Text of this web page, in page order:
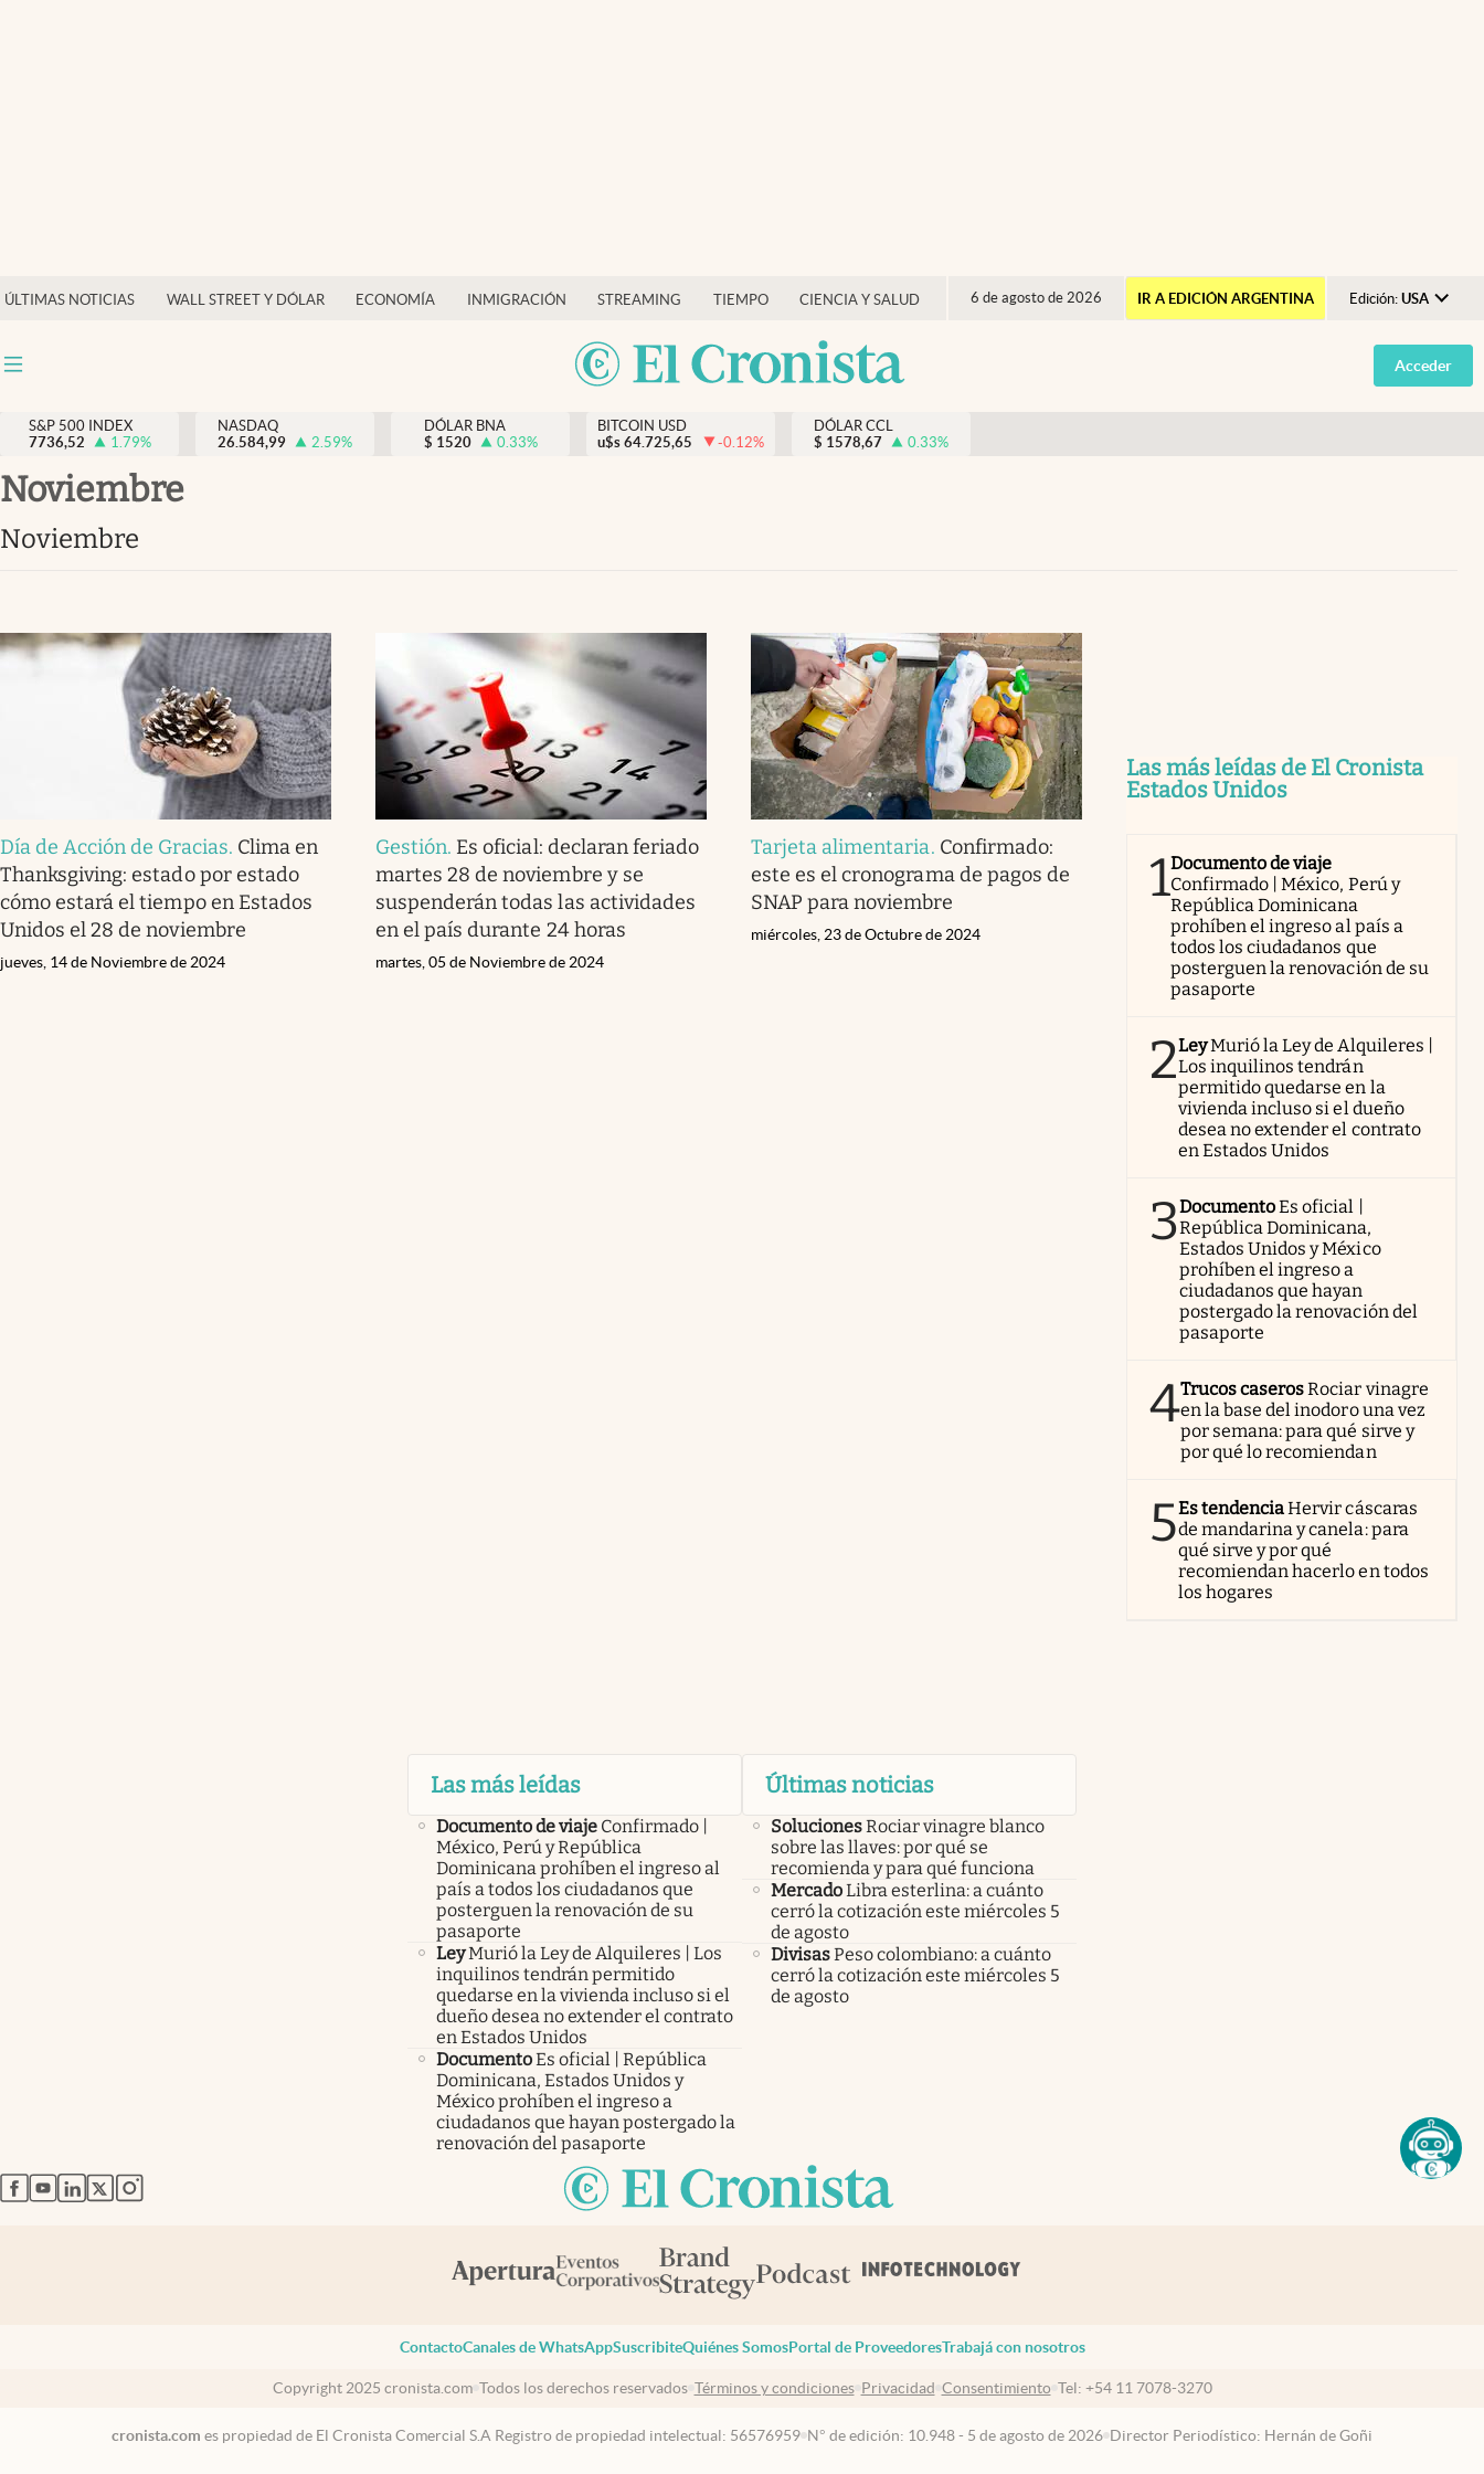
ÚLTIMAS NOTICIAS WALL STREET Y DÓLAR ECONOMÍA INMIGRACIÓN STREAMING TIEMPO CIENCIA Y SALUD 6 de agosto de 2026 IR A EDICIÓN ARGENTINA Edición: USA
Argentina
España
Tiempo
Streaming
Lifestyle
Acceder
S&P 500 INDEX
7736,52
1.79%
NASDAQ
26.584,99
2.59%
DÓLAR BNA
$ 1520 0.33%
BITCOIN USD
u$s 64.725,65 -0.12%
DÓLAR CCL
$ 1578,67 0.33%
noviembre
noviembre
Día de Acción de Gracias. Clima en
Thanksgiving: estado por estado
cómo estará el tiempo en Estados
Unidos el 28 de noviembre
jueves, 14 de Noviembre de 2024
Gestión. Es oficial: declaran feriado
martes 28 de noviembre y se
suspenderán todas las actividades
en el país durante 24 horas
martes, 05 de Noviembre de 2024
Tarjeta alimentaria. Confirmado:
este es el cronograma de pagos de
SNAP para noviembre
miércoles, 23 de Octubre de 2024
Las más leídas de El Cronista
Estados Unidos
1Documento de viaje
Confirmado | México, Perú y
República Dominicana
prohíben el ingreso al país a
todos los ciudadanos que
posterguen la renovación de su
pasaporte
2LeyMurió la Ley de Alquileres |
Los inquilinos tendrán
permitido quedarse en la
vivienda incluso si el dueño
desea no extender el contrato
en Estados Unidos
3DocumentoEs oficial |
República Dominicana,
Estados Unidos y México
prohíben el ingreso a
ciudadanos que hayan
postergado la renovación del
pasaporte
4Trucos caserosRociar vinagre
en la base del inodoro una vez
por semana: para qué sirve y
por qué lo recomiendan
5Es tendenciaHervir cáscaras
de mandarina y canela: para
qué sirve y por qué
recomiendan hacerlo en todos
los hogares
Las más leídas
Documento de viaje Confirmado |
México, Perú y República
Dominicana prohíben el ingreso al
país a todos los ciudadanos que
posterguen la renovación de su
pasaporte
LeyMurió la Ley de Alquileres | Los
inquilinos tendrán permitido
quedarse en la vivienda incluso si el
dueño desea no extender el contrato
en Estados Unidos
DocumentoEs oficial | República
Dominicana, Estados Unidos y
México prohíben el ingreso a
ciudadanos que hayan postergado la
renovación del pasaporte
Últimas noticias
SolucionesRociar vinagre blanco
sobre las llaves: por qué se
recomienda y para qué funciona
MercadoLibra esterlina: a cuánto
cerró la cotización este miércoles 5
de agosto
DivisasPeso colombiano: a cuánto
cerró la cotización este miércoles 5
de agosto
abre en nueva pestaña
abre en nueva pestaña
abre en nueva pestaña
abre en nueva pestaña
abre en nueva pestaña
ContactoCanales de WhatsAppSuscribiteQuiénes SomosPortal de ProveedoresTrabajá con nosotros
Copyright 2025 cronista.com Todos los derechos reservados Términos y condiciones Privacidad Consentimiento Tel: +54 11 7078-3270
cronista.com es propiedad de El Cronista Comercial S.A Registro de propiedad intelectual: 56576959 N° de edición: 10.948 - 5 de agosto de 2026 Director Periodístico: Hernán de Goñi